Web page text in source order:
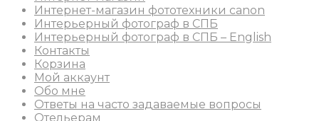
Интернет-магазин фототехники canon
Интерьерный фотограф в СПБ
Интерьерный фотограф в СПБ – English
Контакты
Корзина
Мой аккаунт
Обо мне
Ответы на часто задаваемые вопросы
Отельерам